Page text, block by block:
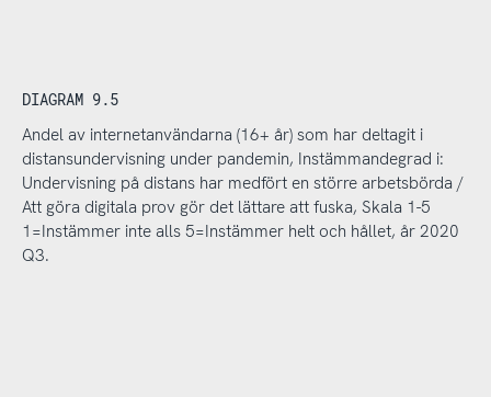
DIAGRAM 9.5
Andel av internetanvändarna (16+ år) som har deltagit i
distansundervisning under pandemin, Instämmandegrad i:
Undervisning på distans har medfört en större arbetsbörda /
Att göra digitala prov gör det lättare att fuska, Skala 1-5
1=Instämmer inte alls 5=Instämmer helt och hållet, år 2020
Q3.